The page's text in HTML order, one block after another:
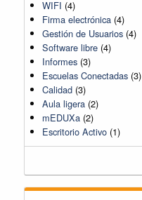
WIFI (4)
Firma electrónica (4)
Gestión de Usuarios (4)
Software libre (4)
Informes (3)
Escuelas Conectadas (3)
Calidad (3)
Aula ligera (2)
mEDUXa (2)
Escritorio Activo (1)